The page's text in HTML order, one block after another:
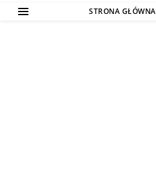
STRONA GŁÓWNA